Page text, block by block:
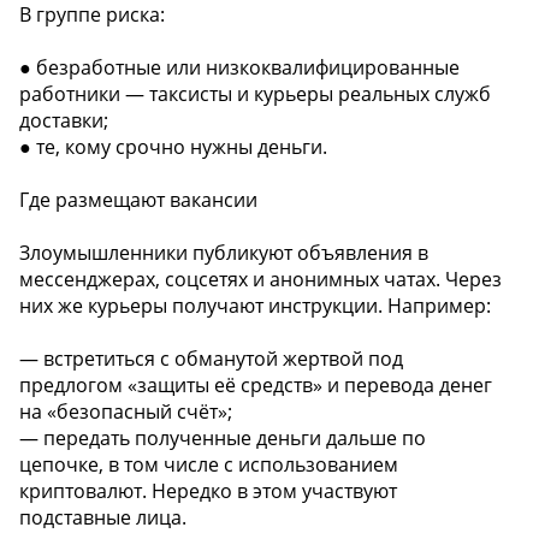
В группе риска:
● безработные или низкоквалифицированные
работники — таксисты и курьеры реальных служб
доставки;
● те, кому срочно нужны деньги.
Где размещают вакансии
Злоумышленники публикуют объявления в
мессенджерах, соцсетях и анонимных чатах. Через
них же курьеры получают инструкции. Например:
— встретиться с обманутой жертвой под
предлогом «защиты её средств» и перевода денег
на «безопасный счёт»;
— передать полученные деньги дальше по
цепочке, в том числе с использованием
криптовалют. Нередко в этом участвуют
подставные лица.